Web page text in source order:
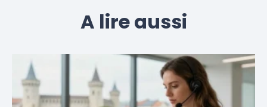
A lire aussi